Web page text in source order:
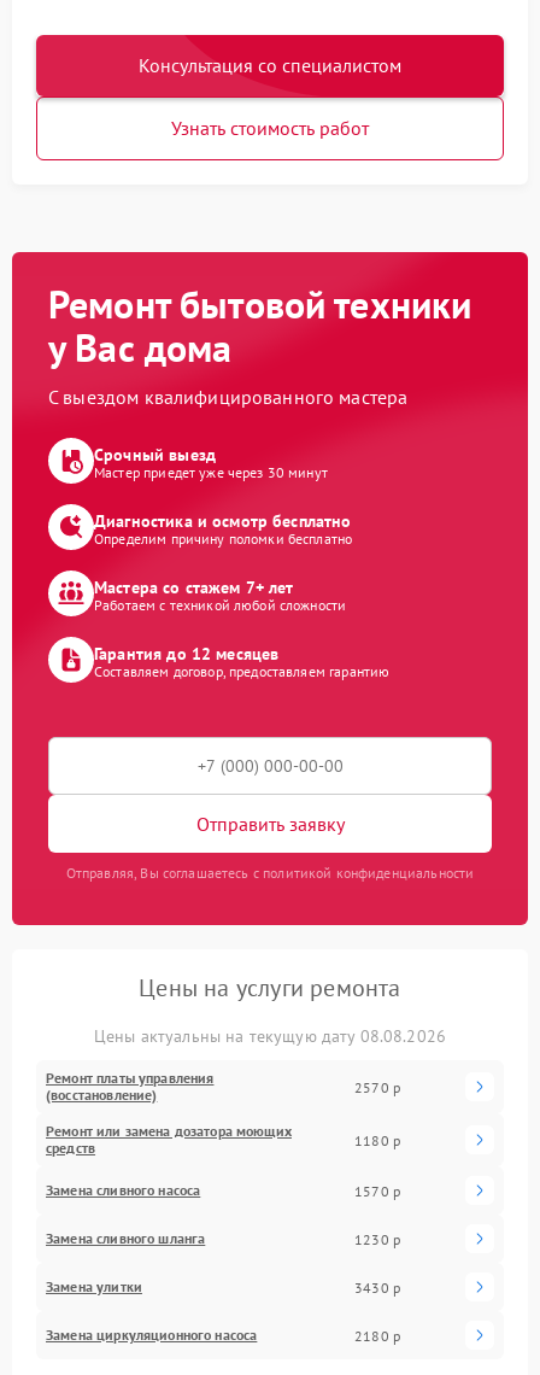
Консультация со специалистом
Узнать стоимость работ
Ремонт бытовой техники
у Вас дома
С выездом квалифицированного мастера
Срочный выезд
Мастер приедет уже через 30 минут
Диагностика и осмотр бесплатно
Определим причину поломки бесплатно
Мастера со стажем 7+ лет
Работаем с техникой любой сложности
Гарантия до 12 месяцев
Составляем договор, предоставляем гарантию
Отправить заявку
Отправляя, Вы соглашаетесь с политикой конфиденциальности
Цены на услуги ремонта
Цены актуальны на текущую дату 08.08.2026
Ремонт платы управления
(восстановление)
2570 р
Ремонт или замена дозатора моющих
средств
1180 р
Замена сливного насоса 1570 р
Замена сливного шланга 1230 р
Замена улитки 3430 р
Замена циркуляционного насоса 2180 р